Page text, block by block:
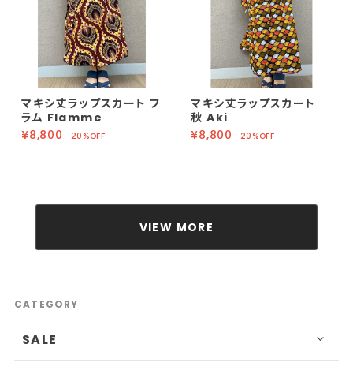
マキシ丈ラップスカート フ
ラム Flamme
¥8,800
20%OFF
マキシ丈ラップスカート
秋 Aki
¥8,800
20%OFF
VIEW MORE
CATEGORY
SALE